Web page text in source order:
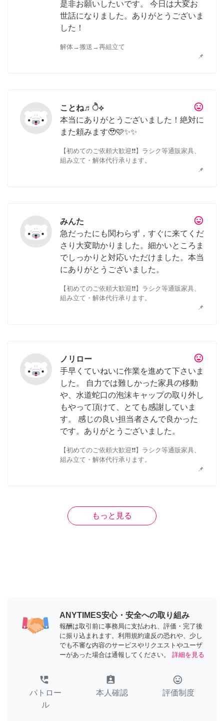
是非お願いしたいです。 今日は大変お
世話になりました。ありがとうございま
した！
解体→搬送→再組立て
📌
tag_faces
ことね♬ੈ⟡
本当にありがとうございました！絶対に
また頼みます🥹🩷✨✨
【初めてのご依頼大歓迎❗❗】ラシク等通販家具、
組み立て・解体代行承ります。
📌
tag_faces
みんた
急だったにも関わらず，すぐに来てくだ
さり大変助かりました。細かいところま
でしっかりと対応いただけました。本当
にありがとうございました。
【初めてのご依頼大歓迎❗❗】ラシク等通販家具、
組み立て・解体代行承ります。
📌
tag_faces
ノリロー
手早くていねいに作業を進めて下さいま
した。 自力では難しかった家具の移動
や、水道蛇口の泡沫キャップの取り外し
もやって頂けて、とても感謝していま
す。 感じの良い担当者さんで良かった
です。ありがとうございました。
【初めてのご依頼大歓迎❗❗】ラシク等通販家具、
組み立て・解体代行承ります。
📌
もっと見る
ANYTIMES安心・安全への取り組み
報酬は取引前に事務局に支払われ、評価・完了後
に振り込まれます。利用規約違反の恐れや、少し
でも不審な内容のサービスやリクエストやユーザ
ーがあった場合は通報してください。
詳細を見る
perm_phone_msg
パトロー
ル
assignment_ind
本人確認
tag_faces
評価制度